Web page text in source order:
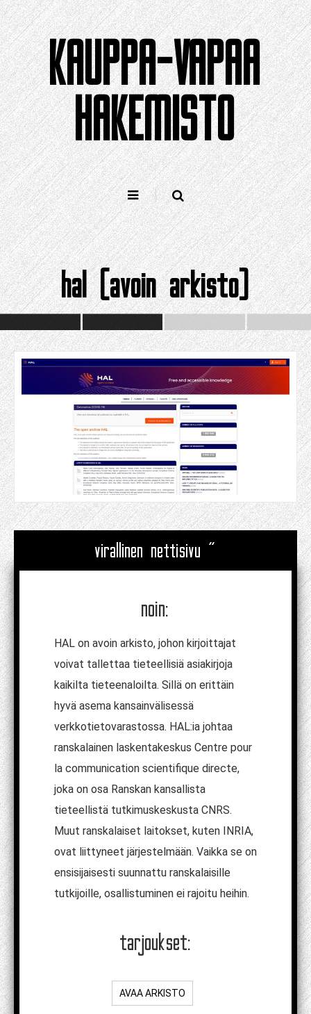
Siirry
sisältöön
KAUPPA-VAPAA
HAKEMISTO
hal (avoin arkisto)
virallinen nettisivu "
noin:
HAL on avoin arkisto, johon kirjoittajat
voivat tallettaa tieteellisiä asiakirjoja
kaikilta tieteenaloilta. Sillä on erittäin
hyvä asema kansainvälisessä
verkkotietovarastossa. HAL:ia johtaa
ranskalainen laskentakeskus Centre pour
la communication scientifique directe,
joka on osa Ranskan kansallista
tieteellistä tutkimuskeskusta CNRS.
Muut ranskalaiset laitokset, kuten INRIA,
ovat liittyneet järjestelmään. Vaikka se on
ensisijaisesti suunnattu ranskalaisille
tutkijoille, osallistuminen ei rajoitu heihin.
tarjoukset:
AVAA ARKISTO